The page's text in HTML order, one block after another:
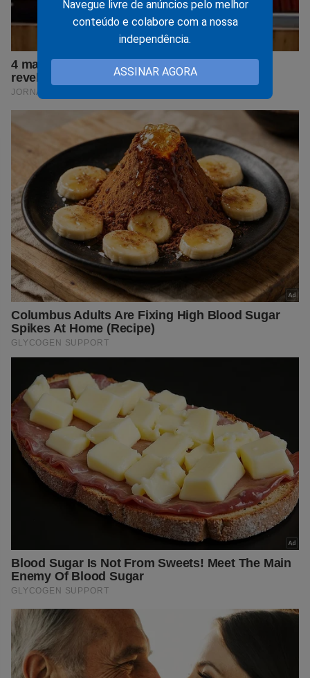
Navegue livre de anúncios pelo melhor
conteúdo e colabore com a nossa
independência.
ASSINAR AGORA